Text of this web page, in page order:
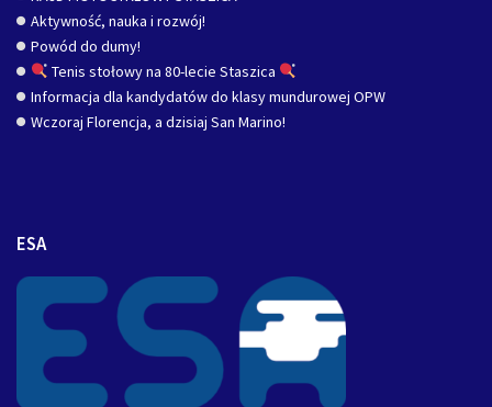
Aktywność, nauka i rozwój!
Powód do dumy!
Tenis stołowy na 80-lecie Staszica
Informacja dla kandydatów do klasy mundurowej OPW
Wczoraj Florencja, a dzisiaj San Marino!
ESA